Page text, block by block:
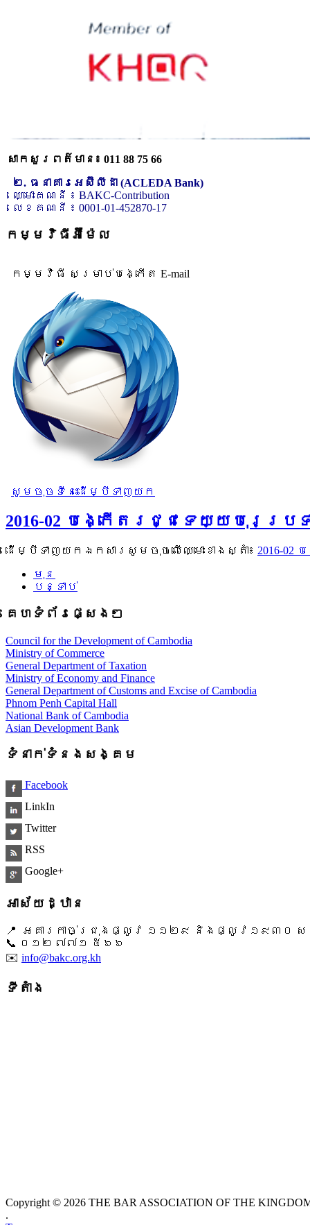
សាកសួរពត៌មាន៖ 011 88 75 66
២. ធនាគារអេស៊ីលីដា (ACLEDA Bank)
ឈ្មោះគណនី ៖ BAKC-Contribution
លេខគណនី ៖ 0001-01-452870-17
កម្មវិធីអ៊ីម៉ែល
កម្មវិធី សម្រាប់បង្កើត E-mail
សូមចុចទីនេះដើម្បីទាញយក
2016-02 បង្កើតរជ្ជទេយ្យបុរេប្
ដើម្បីទាញយកឯកសារសូមចុចលើឈ្មោះខាងស្តាំ៖ 2016-
មុន
បន្ទាប់
គេហទំព័រផ្សេងៗ
Council for the Development of Cambodia
Ministry of Commerce
General Department of Taxation
Ministry of Economy and Finance
General Department of Customs and Excise of Cambodia
Phnom Penh Capital Hall
National Bank of Cambodia
Asian Development Bank
ទំនាក់ទំនងសង្គម
Facebook
LinkIn
Twitter
RSS
Google+
អាស័យដ្ឋាន
📍 អគារកាច់ជ្រុងផ្លូវ ១១២៩ និងផ្លូវ១៩៣០ ស
📞 ​០១២ ៧៧១ ៥៦៦
✉️ info@bakc.org.kh
ទីតាំង
Copyright © 2026 THE BAR ASSOCIATION OF THE
.